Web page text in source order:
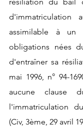
d'immatriculation
assimilable à un
obligations nées
d'entraîner sa
mai 1996, n° 94-
aucune clause
l'immatriculation
(Civ, 3ème, 29 avril